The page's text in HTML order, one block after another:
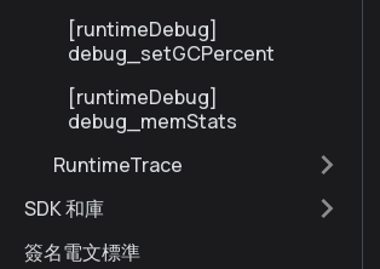
[runtimeDebug]
debug_setGCPercent
[runtimeDebug]
debug_memStats
RuntimeTrace
SDK 和庫
簽名電文標準